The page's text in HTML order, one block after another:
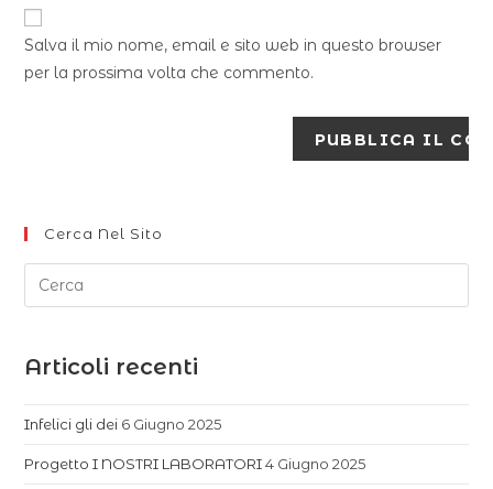
Salva il mio nome, email e sito web in questo browser
per la prossima volta che commento.
Cerca Nel Sito
Articoli recenti
Infelici gli dei 6 Giugno 2025
Progetto I NOSTRI LABORATORI 4 Giugno 2025